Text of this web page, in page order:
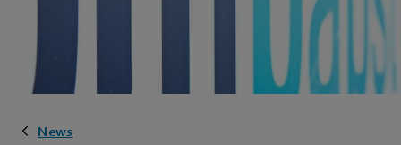
News